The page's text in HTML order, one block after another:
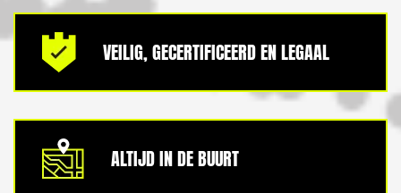
VEILIG, GECERTIFICEERD EN LEGAAL
ALTIJD IN DE BUURT